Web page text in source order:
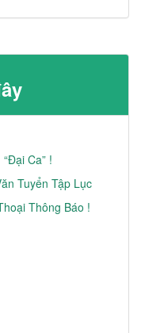
Ca” !
Tuyển Tập Lục
Thông Báo !